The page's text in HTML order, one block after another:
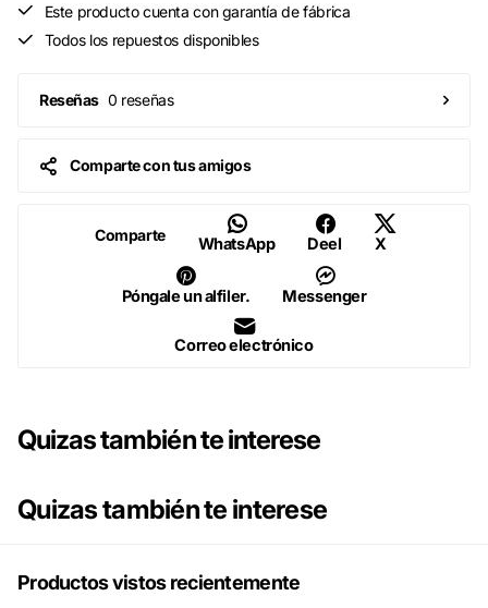
Este producto cuenta con garantía de fábrica
Todos los repuestos disponibles
Reseñas 0 reseñas
Comparte con tus amigos
Comparte WhatsApp Deel X
Póngale un alfiler. Messenger
Correo electrónico
Quizas también te interese
Quizas también te interese
Productos vistos recientemente